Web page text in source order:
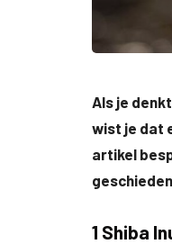
Als je
wist je dat
artikel
1 Shiba